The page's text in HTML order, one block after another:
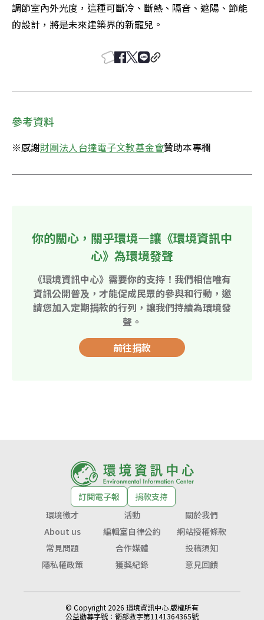
調節室內外光度，這種可斷冷、斷熱、隔音、遮陽、節能
的設計，將是未來建築界的新寵兒。
參考資料
※感謝財團法人台達電子文教基金會贊助本專欄
你的關心，關乎環境—讓《環境資訊中
心》為環境發聲
《環境資訊中心》需要你的支持！我們相信唯有
資訊公開普及，才能促成民眾的參與和行動，邀
請您加入定期捐款的行列，讓我們持續為環境發
聲。
前往捐款
訂閱電子報
捐款支持
環境徵才
活動
關於我們
About us
編輯室自律公約
網站授權條款
常見問題
合作媒體
投稿須知
隱私權政策
獲獎紀錄 意見回饋
© Copyright 2026 環境資訊中心 版權所有
公益勸募字號： 衛部救字第1141364365號